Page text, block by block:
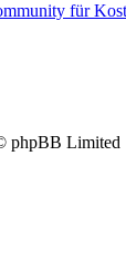
für
phpBB Limited